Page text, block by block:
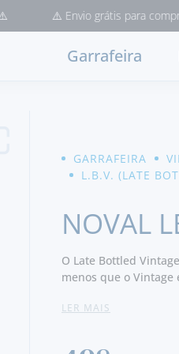
⚠️ Envio grátis para compras >
Garrafeira
GARRAFEIRA
L.B.V. (LATE
NOVAL
O Late Bottled
menos que o Vintage
oportunidade de
LER MAIS